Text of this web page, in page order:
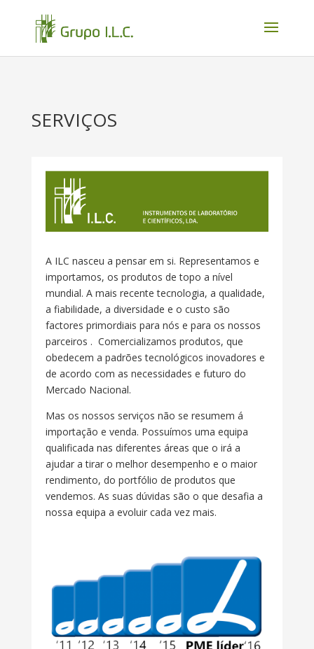
SERVIÇOS
A ILC nasceu a pensar em si. Representamos e
importamos, os produtos de topo a nível
mundial. A mais recente tecnologia, a qualidade,
a fiabilidade, a diversidade e o custo são
factores primordiais para nós e para os nossos
parceiros . Comercializamos produtos, que
obedecem a padrões tecnológicos inovadores e
de acordo com as necessidades e futuro do
Mercado Nacional.
Mas os nossos serviços não se resumem á
importação e venda. Possuímos uma equipa
qualificada nas diferentes áreas que o irá a
ajudar a tirar o melhor desempenho e o maior
rendimento, do portfólio de produtos que
vendemos. As suas dúvidas são o que desafia a
nossa equipa a evoluir cada vez mais.